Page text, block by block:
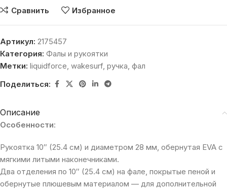
Сравнить Избранное
Артикул: 2175457
Категория: Фалы и рукоятки
Метки: liquidforce, wakesurf, ручка, фал
Поделиться:
Описание
Особенности:
Рукоятка 10″ (25.4 см) и диаметром 28 мм, обернутая EVA с
мягкими литыми наконечниками.
Два отделения по 10″ (25.4 см) на фале, покрытые пеной и
обернутые плюшевым материалом — для дополнительной